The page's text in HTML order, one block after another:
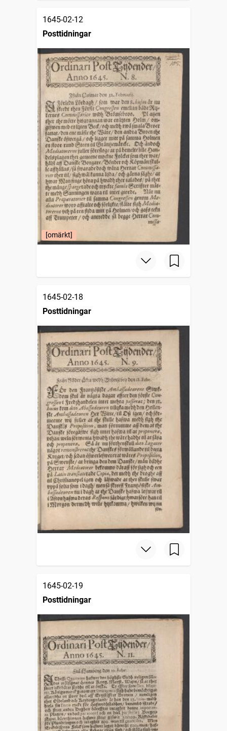
1645-02-12
Posttidningar
[omärkt]
1645-02-18
Posttidningar
1645-02-19
Posttidningar